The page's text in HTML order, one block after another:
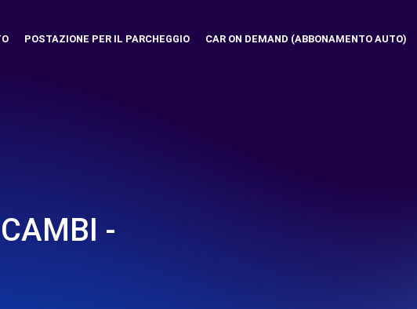
POSTAZIONE PER IL PARCHEGGIO CAR ON DEMAND (ABBONAMENTO AUTO)
-